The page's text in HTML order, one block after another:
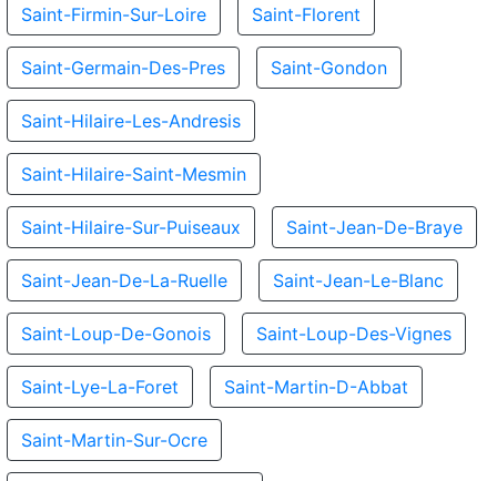
Saint-Firmin-Sur-Loire Saint-Florent
Saint-Germain-Des-Pres Saint-Gondon
Saint-Hilaire-Les-Andresis
Saint-Hilaire-Saint-Mesmin
Saint-Hilaire-Sur-Puiseaux Saint-Jean-De-Braye
Saint-Jean-De-La-Ruelle Saint-Jean-Le-Blanc
Saint-Loup-De-Gonois Saint-Loup-Des-Vignes
Saint-Lye-La-Foret Saint-Martin-D-Abbat
Saint-Martin-Sur-Ocre